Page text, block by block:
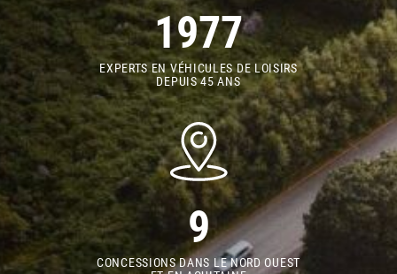
1977
EXPERTS EN VÉHICULES DE LOISIRS
DEPUIS 45 ANS
9
CONCESSIONS DANS LE NORD OUEST